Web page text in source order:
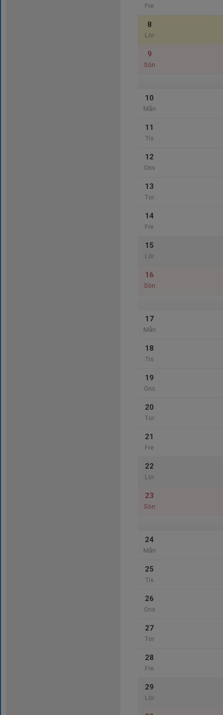
Fre
8
Lör
9
Sön
10
Mån
11
Tis
12
Ons
13
Tor
14
Fre
15
Lör
16
Sön
17
Mån
18
Tis
19
Ons
20
Tor
21
Fre
22
Lör
23
Sön
24
Mån
25
Tis
26
Ons
27
Tor
28
Fre
29
Lör